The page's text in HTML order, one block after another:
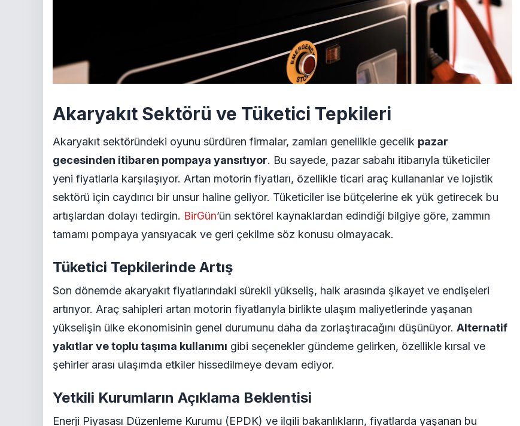
Akaryakıt Sektörü ve Tüketici Tepkileri
Akaryakıt sektöründeki oyunu sürdüren firmalar, zamları genellikle gecelik pazar
gecesinden itibaren pompaya yansıtıyor. Bu sayede, pazar sabahı itibarıyla tüketiciler
yeni fiyatlarla karşılaşıyor. Artan motorin fiyatları, özellikle ticari araç kullananlar ve lojistik
sektörü için caydırıcı bir unsur haline geliyor. Tüketiciler ise bütçelerine ek yük getirecek bu
artışlardan dolayı tedirgin. BirGün’ün sektörel kaynaklardan edindiği bilgiye göre, zammın
tamamı pompaya yansıyacak ve geri çekilme söz konusu olmayacak.
Tüketici Tepkilerinde Artış
Son dönemde akaryakıt fiyatlarındaki sürekli yükseliş, halk arasında şikayet ve endişeleri
artırıyor. Araç sahipleri artan motorin fiyatlarıyla birlikte ulaşım maliyetlerinde yaşanan
yükselişin ülke ekonomisinin genel durumunu daha da zorlaştıracağını düşünüyor. Alternatif
yakıtlar ve toplu taşıma kullanımı gibi seçenekler gündeme gelirken, özellikle kırsal ve
şehirler arası ulaşımda etkiler hissedilmeye devam ediyor.
Yetkili Kurumların Açıklama Beklentisi
Enerji Piyasası Düzenleme Kurumu (EPDK) ve ilgili bakanlıkların, fiyatlarda yaşanan bu